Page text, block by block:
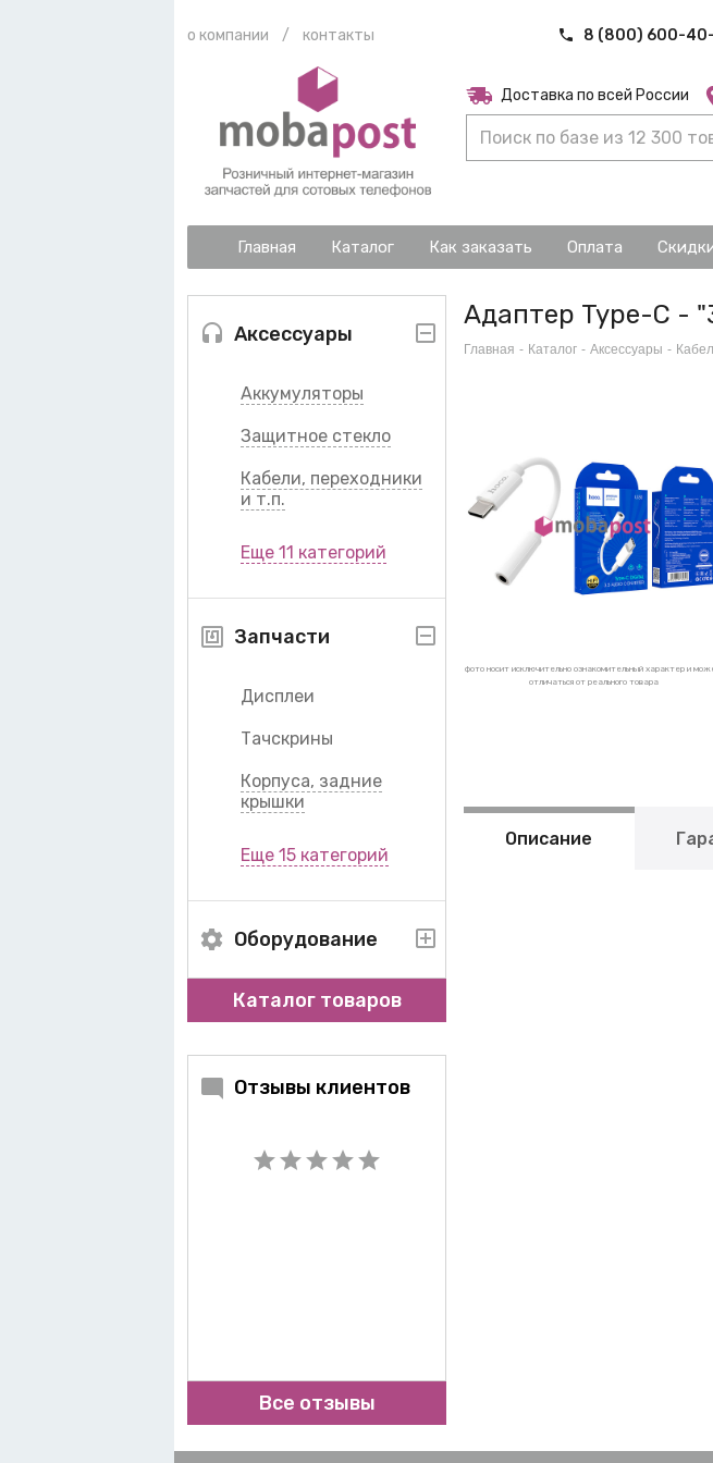
о компании / контакты 8 (800) 600-
Доставка по всей России
Главная Каталог Как заказать Оплата
Аксессуары
Аккумуляторы
Защитное стекло
Кабели, переходники
и т.п.
Еще 11 категорий
Запчасти
Дисплеи
Тачскрины
Корпуса, задние
крышки
Еще 15 категорий
Оборудование
Каталог товаров
Отзывы клиентов
Все отзывы
Адаптер Type-C -
Главная - Каталог - Аксессуары -
фото носит исключительно ознакомительный характер и
отличаться от реального товара
Описание